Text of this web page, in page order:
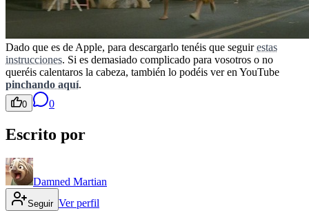
Dado que es de Apple, para descargarlo tenéis que seguirestas
instrucciones. Si es demasiado complicado para vosotros o no
queréis calentaros la cabeza, también lo podéis ver en YouTube
pinchando aquí.
0 0
Escrito por
Damned Martian
Seguir Ver perfil